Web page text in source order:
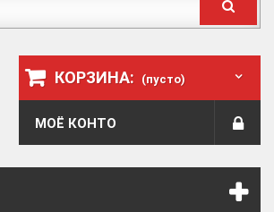
КОРЗИНА: (пусто)
МОЁ КОНТО